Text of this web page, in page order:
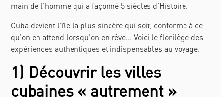
main de l'homme qui a façonné 5 siècles d'Histoire.
Cuba devient l'île la plus sincère qui soit, conforme à ce
qu'on en attend lorsqu'on en rêve... Voici le florilège des
expériences authentiques et indispensables au voyage.
1) Découvrir les villes
cubaines « autrement »